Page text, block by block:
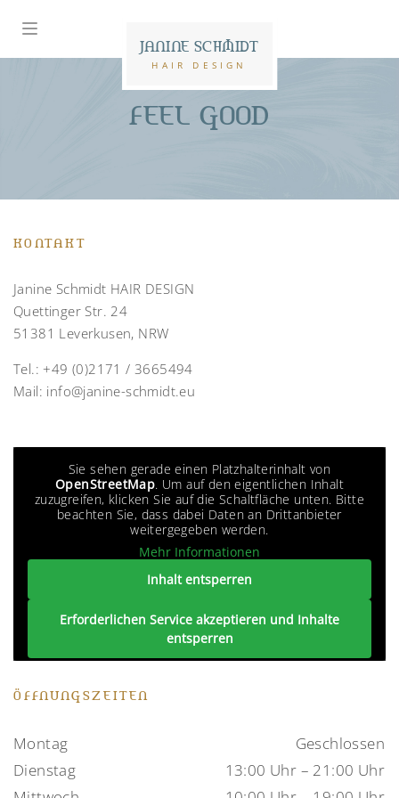
JANINE SCHMIDT
HAIR DESIGN
FEEL GOOD
KONTAKT
Janine Schmidt HAIR DESIGN
Quettinger Str. 24
51381 Leverkusen, NRW
Tel.:+49 (0)2171 / 3665494
Mail: info@janine-schmidt.eu
Sie sehen gerade einen Platzhalterinhalt von
OpenStreetMap. Um auf den eigentlichen Inhalt
zuzugreifen, klicken Sie auf die Schaltfläche unten. Bitte
beachten Sie, dass dabei Daten an Drittanbieter
weitergegeben werden.
Mehr Informationen
Inhalt entsperren
Erforderlichen Service akzeptieren und Inhalte
entsperren
ÖFFNUNGSZEITEN
Montag
Geschlossen
Dienstag
13:00 Uhr – 21:00 Uhr